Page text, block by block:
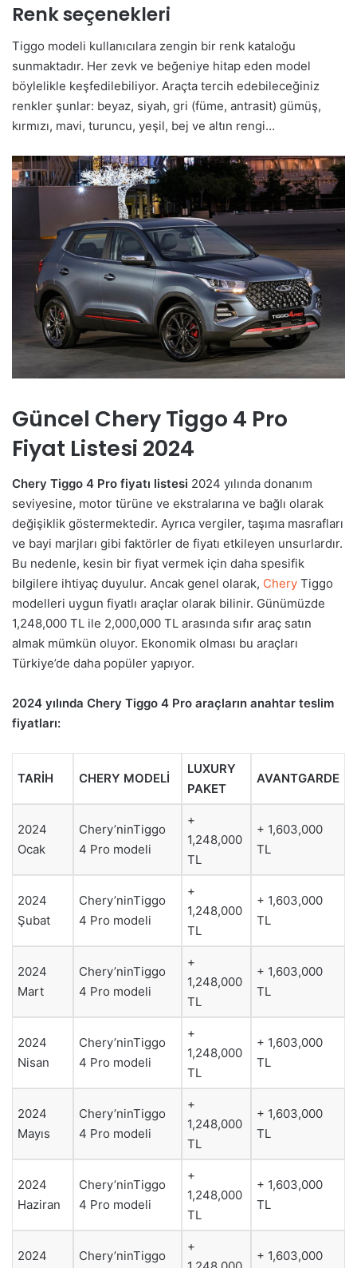
Renk seçenekleri
Tiggo modeli kullanıcılara zengin bir renk kataloğu
sunmaktadır. Her zevk ve beğeniye hitap eden model
böylelikle keşfedilebiliyor. Araçta tercih edebileceğiniz
renkler şunlar: beyaz, siyah, gri (füme, antrasit) gümüş,
kırmızı, mavi, turuncu, yeşil, bej ve altın rengi…
Güncel Chery Tiggo 4 Pro
Fiyat Listesi 2024
Chery Tiggo 4 Pro fiyatı listesi 2024 yılında donanım
seviyesine, motor türüne ve ekstralarına ve bağlı olarak
değişiklik göstermektedir. Ayrıca vergiler, taşıma masrafları
ve bayi marjları gibi faktörler de fiyatı etkileyen unsurlardır.
Bu nedenle, kesin bir fiyat vermek için daha spesifik
bilgilere ihtiyaç duyulur. Ancak genel olarak, Chery Tiggo
modelleri uygun fiyatlı araçlar olarak bilinir. Günümüzde
1,248,000 TL ile 2,000,000 TL arasında sıfır araç satın
almak mümkün oluyor. Ekonomik olması bu araçları
Türkiye’de daha popüler yapıyor.
2024 yılında Chery Tiggo 4 Pro araçların anahtar teslim
fiyatları:
TARİH CHERY MODELİ
LUXURY
PAKET
AVANTGARDE
2024
Ocak
Chery’ninTiggo
4 Pro modeli
+
1,248,000
TL
+ 1,603,000
TL
2024
Şubat
Chery’ninTiggo
4 Pro modeli
+
1,248,000
TL
+ 1,603,000
TL
2024
Mart
Chery’ninTiggo
4 Pro modeli
+
1,248,000
TL
+ 1,603,000
TL
2024
Nisan
Chery’ninTiggo
4 Pro modeli
+
1,248,000
TL
+ 1,603,000
TL
2024
Mayıs
Chery’ninTiggo
4 Pro modeli
+
1,248,000
TL
+ 1,603,000
TL
2024
Haziran
Chery’ninTiggo
4 Pro modeli
+
1,248,000
TL
+ 1,603,000
TL
2024 Chery’ninTiggo
+
+ 1,603,000